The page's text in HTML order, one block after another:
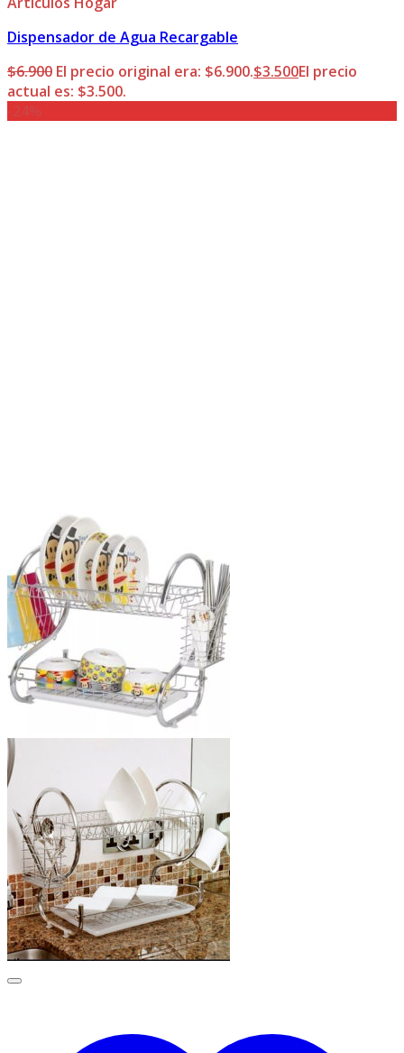
Dispensador de Agua Recargable
$6.900 El precio original era: $6.900.$3.500El precio
actual es: $3.500.